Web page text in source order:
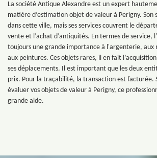
La société Antique Alexandre est un expert
matière d’estimation objet de valeur à Perigny. Son
dans cette ville, mais ses services couvrent le
vente et l’achat d’antiquités. En termes de service,
toujours une grande importance à l'argenterie, aux
aux peintures. Ces objets rares, il en fait
ses déplacements. Il est important que les deux
prix. Pour la traçabilité, la transaction est facturée.
évaluer vos objets de valeur à Perigny, ce
grande aide.